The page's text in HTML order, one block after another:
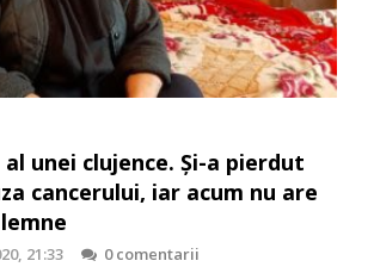
unei clujence. Şi-a pierdut
cancerului, iar acum nu are
21:33
0 comentarii